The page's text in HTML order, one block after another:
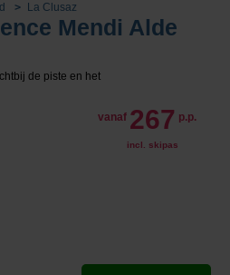
La Clusaz
Mendi Alde
de piste en het
vanaf 267 p.p.
incl. skipas